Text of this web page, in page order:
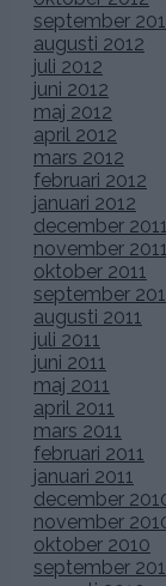
september
augusti 2012
juli 2012
juni 2012
maj 2012
april 2012
mars 2012
februari 2012
januari 2012
december 2011
november 2011
oktober 2011
september
augusti 2011
juli 2011
juni 2011
maj 2011
april 2011
mars 2011
februari 2011
januari 2011
december
november
oktober 2010
september